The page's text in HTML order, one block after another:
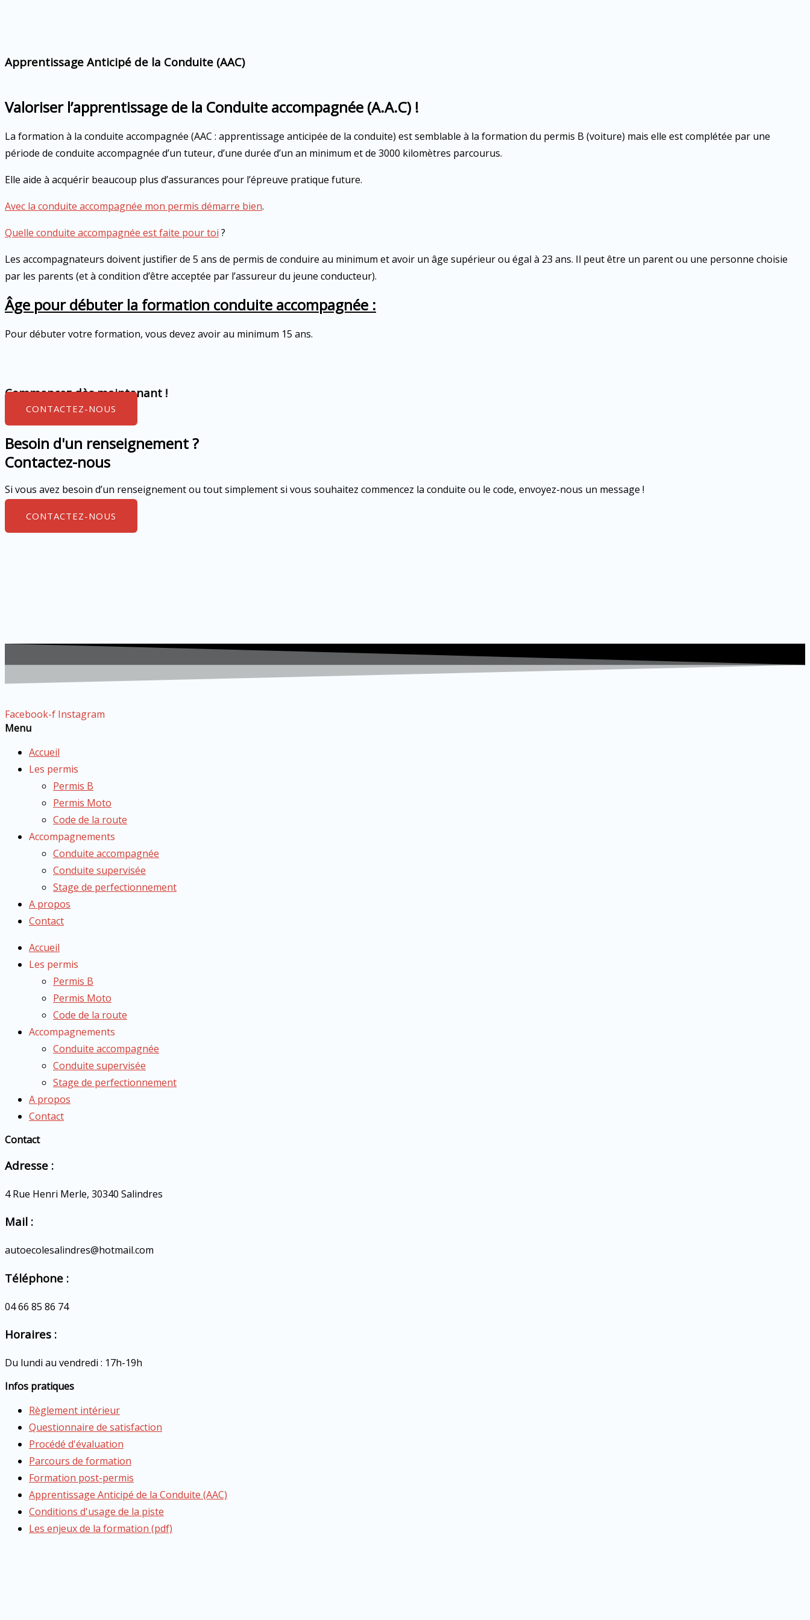
Apprentissage Anticipé de la Conduite (AAC)
Valoriser l’apprentissage de la Conduite accompagnée (A.A.C) !
La formation à la conduite accompagnée (AAC : apprentissage anticipée de la conduite) est semblable à la formation du permis B (voiture) mais elle est complétée par une
période de conduite accompagnée d’un tuteur, d’une durée d’un an minimum et de 3000 kilomètres parcourus.
Elle aide à acquérir beaucoup plus d’assurances pour l’épreuve pratique future.
Avec la conduite accompagnée mon permis démarre bien.
Quelle conduite accompagnée est faite pour toi ?
Les accompagnateurs doivent justifier de 5 ans de permis de conduire au minimum et avoir un âge supérieur ou égal à 23 ans. Il peut être un parent ou une personne choisie
par les parents (et à condition d’être acceptée par l’assureur du jeune conducteur).
Âge pour débuter la formation conduite accompagnée :
Pour débuter votre formation, vous devez avoir au minimum 15 ans.
Commencez dès maintenant !
CONTACTEZ-NOUS
Besoin d'un renseignement ?
Contactez-nous
Si vous avez besoin d’un renseignement ou tout simplement si vous souhaitez commencez la conduite ou le code, envoyez-nous un message !
CONTACTEZ-NOUS
Facebook-f Instagram
Menu
Accueil
Les permis
Permis B
Permis Moto
Code de la route
Accompagnements
Conduite accompagnée
Conduite supervisée
Stage de perfectionnement
A propos
Contact
Accueil
Les permis
Permis B
Permis Moto
Code de la route
Accompagnements
Conduite accompagnée
Conduite supervisée
Stage de perfectionnement
A propos
Contact
Contact
Adresse :
4 Rue Henri Merle, 30340 Salindres
Mail :
autoecolesalindres@hotmail.com
Téléphone :
04 66 85 86 74
Horaires :
Du lundi au vendredi : 17h-19h
Infos pratiques
Règlement intérieur
Questionnaire de satisfaction
Procédé d'évaluation
Parcours de formation
Formation post-permis
Apprentissage Anticipé de la Conduite (AAC)
Conditions d'usage de la piste
Les enjeux de la formation (pdf)